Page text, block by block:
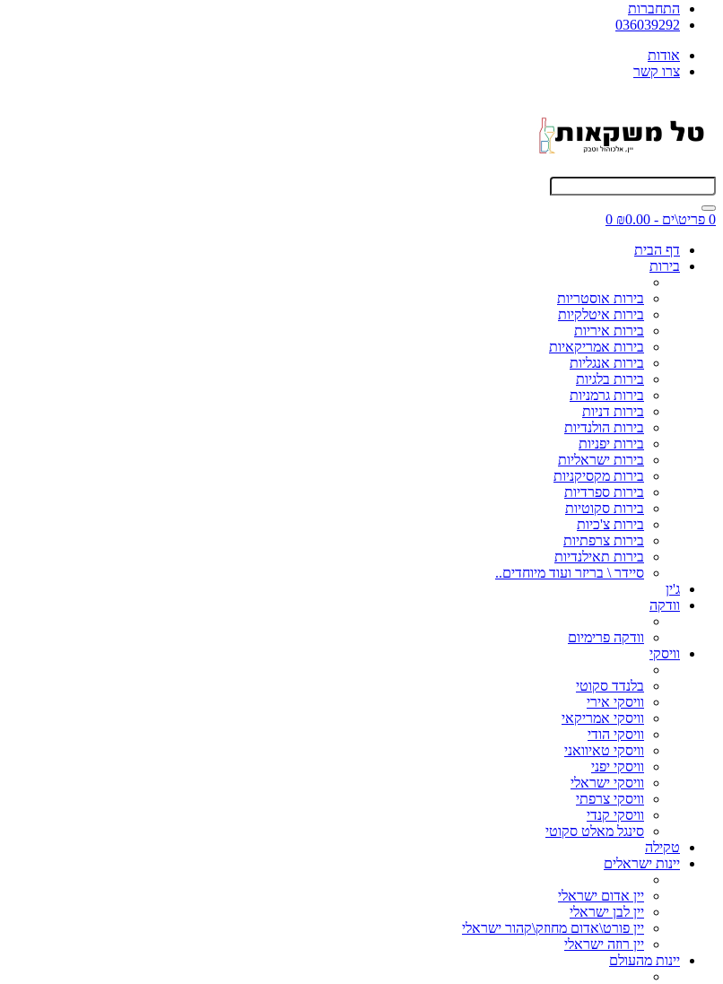
התחברות
036039292
אודות
צרו קשר
0 פריט\ים - ₪0.00
0
דף הבית
בירות
בירות אוסטריות
בירות איטלקיות
בירות איריות
בירות אמריקאיות
בירות אנגליות
בירות בלגיות
בירות גרמניות
בירות דניות
בירות הולנדיות
בירות יפניות
בירות ישראליות
בירות מקסיקניות
בירות ספרדיות
בירות סקוטיות
בירות צ'כיות
בירות צרפתיות
בירות תאילנדיות
סיידר \ בריזר ועוד מיוחדים..
ג'ין
וודקה
וודקה פרימיום
וויסקי
בלנדד סקוטי
וויסקי אירי
וויסקי אמריקאי
וויסקי הודי
וויסקי טאיוואני
וויסקי יפני
וויסקי ישראלי
וויסקי צרפתי
וויסקי קנדי
סינגל מאלט סקוטי
טקילה
יינות ישראלים
יין אדום ישראלי
יין לבן ישראלי
יין פורט\אדום מחוזק\קהור ישראלי
יין רוזה ישראלי
יינות מהעולם